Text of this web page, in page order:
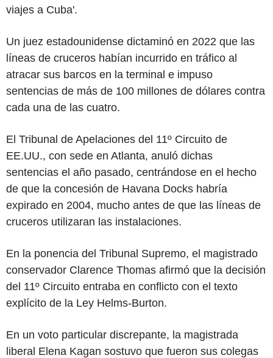
viajes a Cuba'.
Un juez estadounidense dictaminó en 2022 que las
líneas de cruceros habían incurrido en tráfico al
atracar sus barcos en la terminal e impuso
sentencias de más de 100 millones de dólares contra
cada una de las cuatro.
El Tribunal de Apelaciones del 11º Circuito de
EE.UU., con sede en Atlanta, anuló dichas
sentencias el año pasado, centrándose en el hecho
de que la concesión de Havana Docks habría
expirado en 2004, mucho antes de que las líneas de
cruceros utilizaran las instalaciones.
En la ponencia del Tribunal Supremo, el magistrado
conservador Clarence Thomas afirmó que la decisión
del 11º Circuito entraba en conflicto con el texto
explícito de la Ley Helms-Burton.
En un voto particular discrepante, la magistrada
liberal Elena Kagan sostuvo que fueron sus colegas